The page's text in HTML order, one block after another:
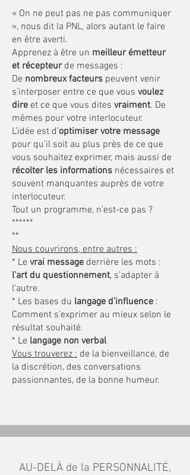
« On ne peut pas ne pas communiquer
», nous dit la PNL, alors autant le faire
en être averti.
Apprenez à être un meilleur émetteur
et récepteur de messages :
De nombreux facteurs peuvent venir
s’interposer entre ce que vous voulez
dire et ce que vous dites vraiment. De
mêmes pour votre interlocuteur.
L’idée est d’optimiser votre message
pour qu’il soit au plus près de ce que
vous souhaitez exprimer, mais aussi de
récolter les informations nécessaires et
souvent manquantes auprès de votre
interlocuteur.
Tout un programme, n’est-ce pas ?
******
**
Nous couvrirons, entre autres :
* Le vrai message derrière les mots :
l’art du questionnement, s’adapter à
l’autre.
* Les bases du langage d’influence :
Comment s’exprimer au mieux selon le
résultat souhaité.
* Le langage non verbal
Vous trouverez : de la bienveillance, de
la discrétion, des conversations
passionnantes, de la bonne humeur.
AU-DELÀ de la PERSONNALITÉ,